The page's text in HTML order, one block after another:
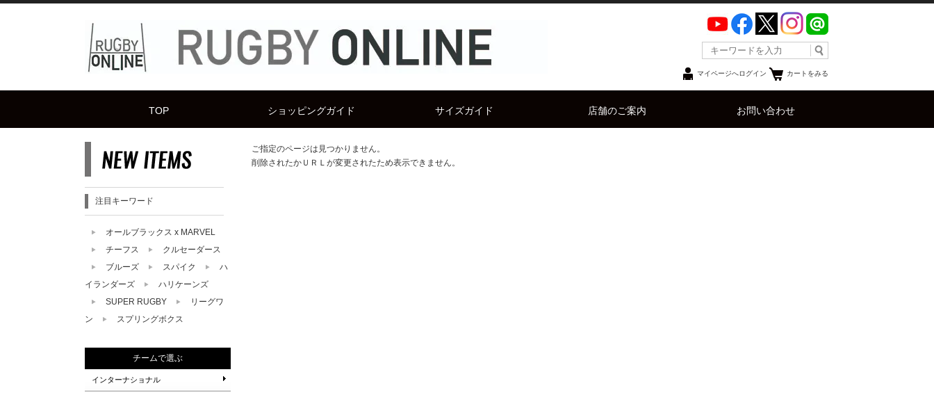
マイページへログイン カートをみる
TOP ショッピングガイド サイズガイド 店舗のご案内 お問い合わせ
ご指定のページは見つかりません。
削除されたかＵＲＬが変更されたため表示できません。
注目キーワード
オールブラックス x MARVEL
チーフス
クルセーダース
ブルーズ
スパイク
ハ
イランダーズ
ハリケーンズ
SUPER RUGBY
リーグワ
ン
スプリングボクス
チームで選ぶ
インターナショナル